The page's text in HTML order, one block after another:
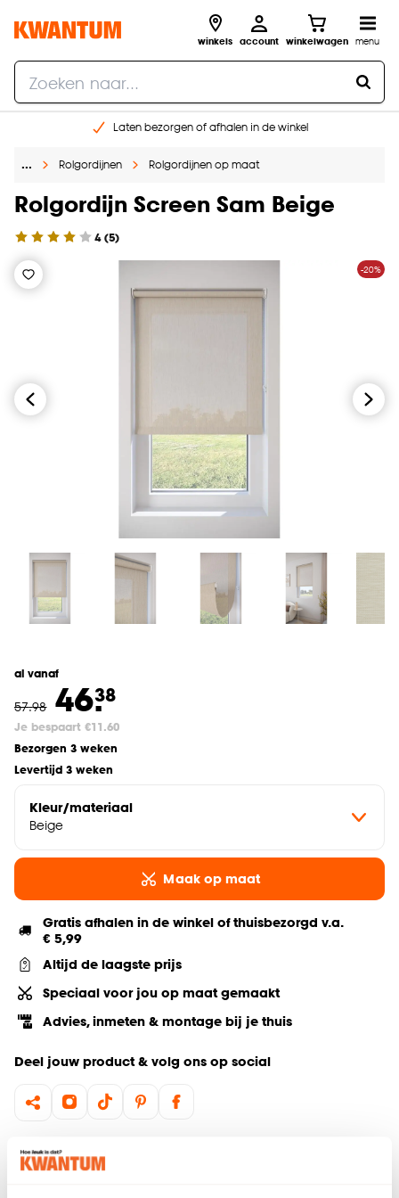
winkels account winkelwagen menu
Laten bezorgen of afhalen in de winkel
Gratis raam advies en inmeten aan huis
… Rolgordijnen Rolgordijnen op maat
Rolgordijn Screen Sam Beige
4(5)
-20%
al vanaf
57.98 46.38
Je bespaart €11.60
Bezorgen 3 weken
Levertijd 3 weken
Kleur/materiaal
Beige
Maak op maat
Gratis afhalen in de winkel of thuisbezorgd v.a.
€ 5,99
Altijd de laagste prijs
Speciaal voor jou op maat gemaakt
Advies, inmeten & montage bij je thuis
Deel jouw product & volg ons op social